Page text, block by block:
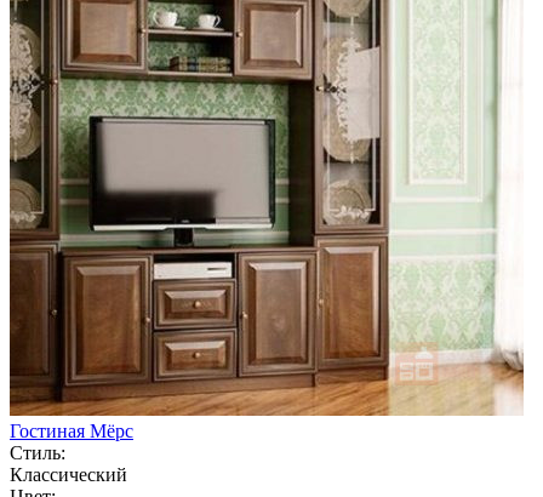
Гостиная Мёрс
Стиль:
Классический